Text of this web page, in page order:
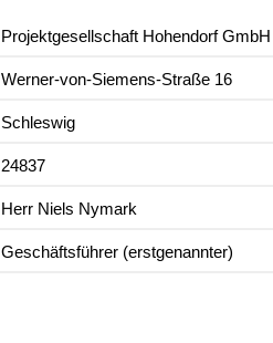
Projektgesellschaft Hohendorf GmbH
Werner-von-Siemens-Straße 16
Schleswig
24837
Herr Niels Nymark
Geschäftsführer (erstgenannter)